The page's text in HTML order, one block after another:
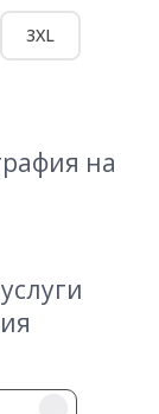
3XL
на